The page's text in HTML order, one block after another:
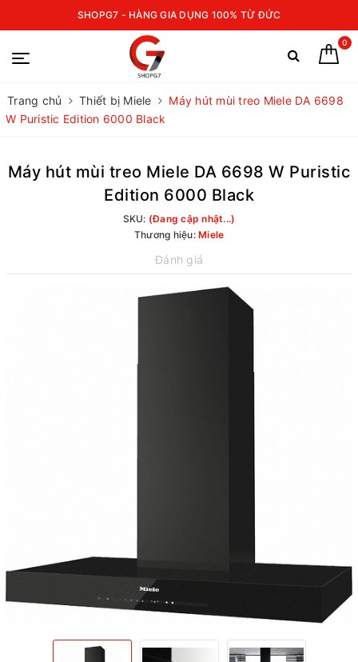
SHOPG7 - HÀNG GIA DỤNG 100% TỪ ĐỨC
0
Trang chủ Thiết bị Miele
Máy hút mùi treo Miele DA 6698
W Puristic Edition 6000 Black
Máy hút mùi treo Miele DA 6698 W Puristic
Edition 6000 Black
SKU: (Đang cập nhật...)
Thương hiệu: Miele
Đánh giá